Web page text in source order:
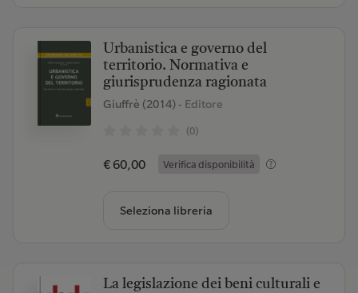
Urbanistica e governo del
territorio. Normativa e
giurisprudenza ragionata
Giuffrè (2014)- Editore
(0)
€ 60,00 Verifica disponibilità
Seleziona libreria
La legislazione dei beni culturali e